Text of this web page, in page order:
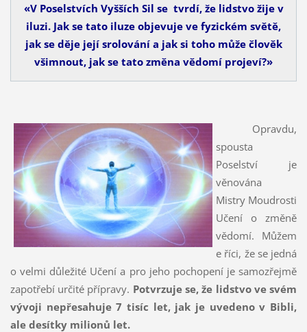
«V Poselstvích Vyšších Sil se tvrdí, že lidstvo žije v
iluzi. Jak se tato iluze objevuje ve fyzickém světě,
jak se děje její srolování a jak si toho může člověk
všimnout, jak se tato změna vědomí projeví?»
Opravdu,
spousta
Poselství je
věnována
Mistry Moudrosti
Učení o změně
vědomí. Můžem
e říci, že se jedná
o velmi důležité Učení a pro jeho pochopení je samozřejmě
zapotřebí určité přípravy. Potvrzuje se, že lidstvo ve svém
vývoji nepřesahuje 7 tisíc let, jak je uvedeno v Bibli,
ale desítky milionů let.